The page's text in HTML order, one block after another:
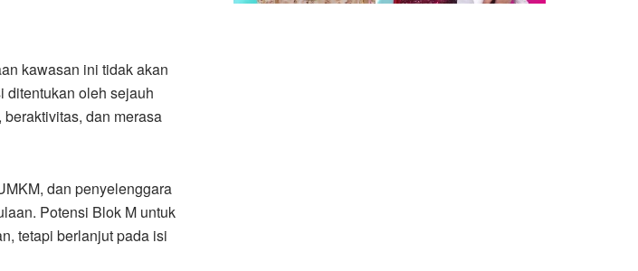
kawasan ini tidak akan
ditentukan oleh sejauh
dan merasa
dan penyelenggara
Potensi Blok M untuk
tetapi berlanjut pada isi